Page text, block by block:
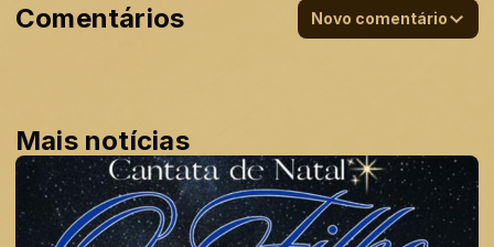
Comentários Novo comentário
Mais notícias